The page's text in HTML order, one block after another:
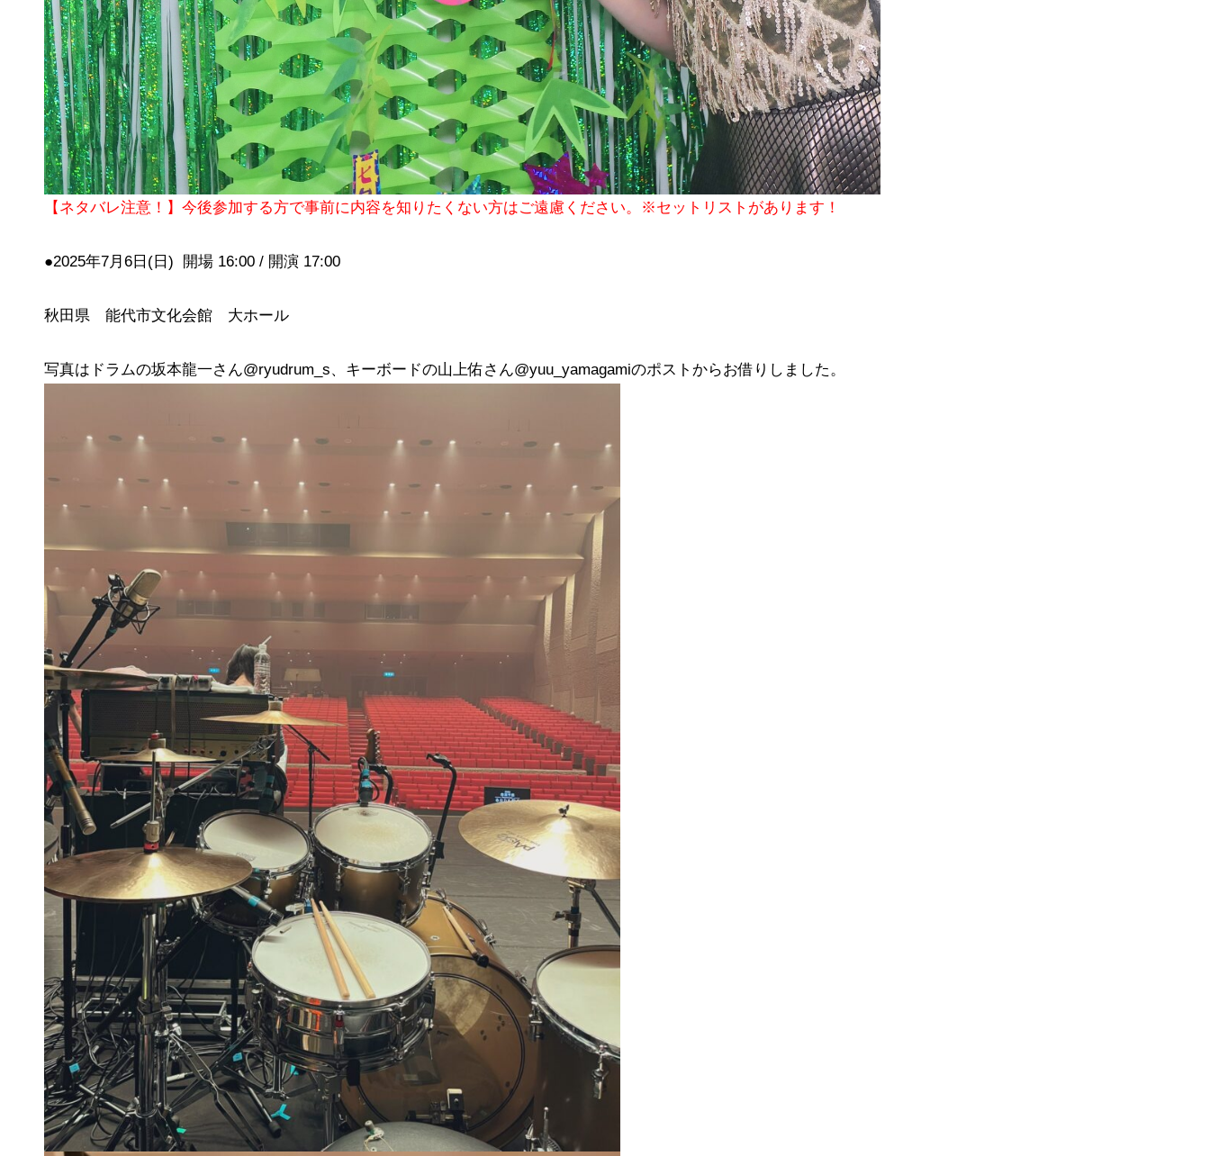
【ネタバレ注意！】今後参加する方で事前に内容を知りたくない方はご遠慮ください。※セットリストがあります！
●2025年7月6日(日) 開場 16:00 / 開演 17:00
秋田県 能代市文化会館 大ホール
写真はドラムの坂本龍一さん@ryudrum_s、キーボードの山上佑さん@yuu_yamagamiのポストからお借りしました。